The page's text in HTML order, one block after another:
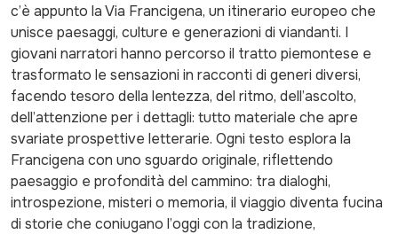
c’è appunto la Via Francigena, un itinerario europeo che
unisce paesaggi, culture e generazioni di viandanti. I
giovani narratori hanno percorso il tratto piemontese e
trasformato le sensazioni in racconti di generi diversi,
facendo tesoro della lentezza, del ritmo, dell’ascolto,
dell’attenzione per i dettagli: tutto materiale che apre
svariate prospettive letterarie. Ogni testo esplora la
Francigena con uno sguardo originale, riflettendo
paesaggio e profondità del cammino: tra dialoghi,
introspezione, misteri o memoria, il viaggio diventa fucina
di storie che coniugano l’oggi con la tradizione,